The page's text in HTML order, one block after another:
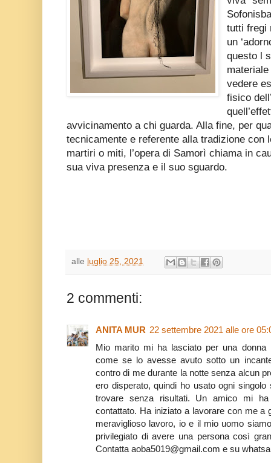
tutti fregi
un
questo l
vedere
fisico
avvicinamento a chi guarda. Alla fine, per
tecnicamente e referente alla tradizione con
martiri o miti, l’opera di Samorì chiama in
sua viva presenza e il suo sguardo.
alle luglio 25, 2021
2 commenti:
ANITA MUR 22 settembre 2021 alle ore
Mio marito mi ha lasciato per una
come se lo avesse avuto sotto un
contro di me durante la notte senza alcun
ero disperato, quindi ho usato ogni
trovare senza risultati. Un amico mi
contattato. Ha iniziato a lavorare con me a
meraviglioso lavoro, io e il mio uomo
privilegiato di avere una persona così
Contatta aoba5019@gmail.com e su